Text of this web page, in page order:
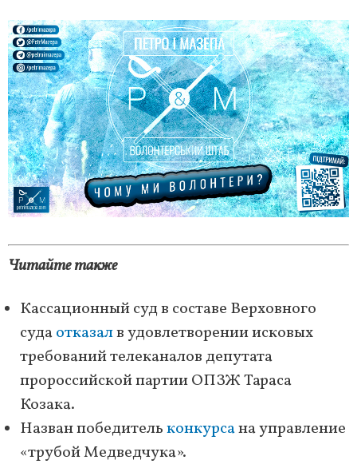
Читайте также
Кассационный суд в составе Верховного
судаотказалв удовлетворении исковых
требований телеканалов депутата
пророссийской партии ОПЗЖ Тараса
Козака.
Назван победительконкурсана управление
«трубой Медведчука».